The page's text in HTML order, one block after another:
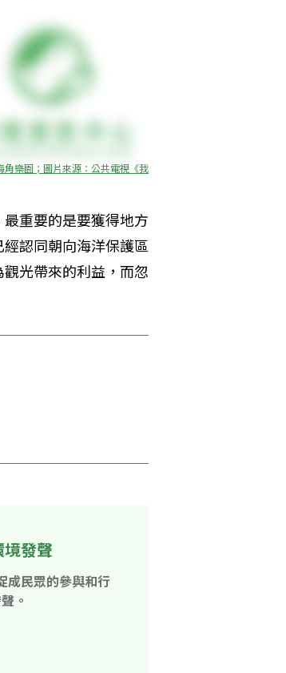
樂園；圖片來源：公共電視《我
重要的是要獲得地方
認同朝向海洋保護區
光帶來的利益，而忽
發聲
成民眾的參與和行
。